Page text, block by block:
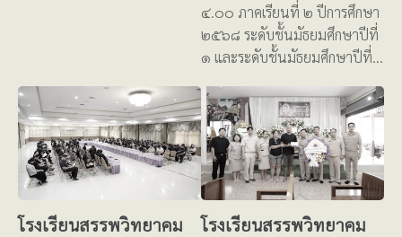
๔.๐๐ ภาคเรียนที่ ๒ ปีการศึกษา
๒๕๖๘ ระดับชั้นมัธยมศึกษาปีที่
๑ และระดับชั้นมัธยมศึกษาปีที่…
โรงเรียนสรรพวิทยาคม
โรงเรียนสรรพวิทยาคม